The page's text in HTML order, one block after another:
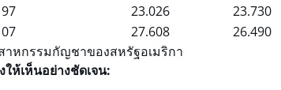
23.026
23.730
27.608
26.490
าหกรรมกัญชาของสหรัฐอเมริกา
ห้เห็นอย่างชัดเจน: